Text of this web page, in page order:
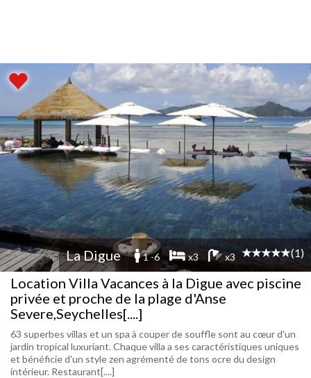
La Digue 1 -6 x3 x3 (1)
Location Villa Vacances à la Digue avec piscine
privée et proche de la plage d'Anse
Severe,Seychelles[....]
63 superbes villas et un spa à couper de souffle sont au cœur d'un
jardin tropical luxuriant. Chaque villa a ses caractéristiques uniques
et bénéficie d'un style zen agrémenté de tons ocre du design
intérieur. Restaurant[....]